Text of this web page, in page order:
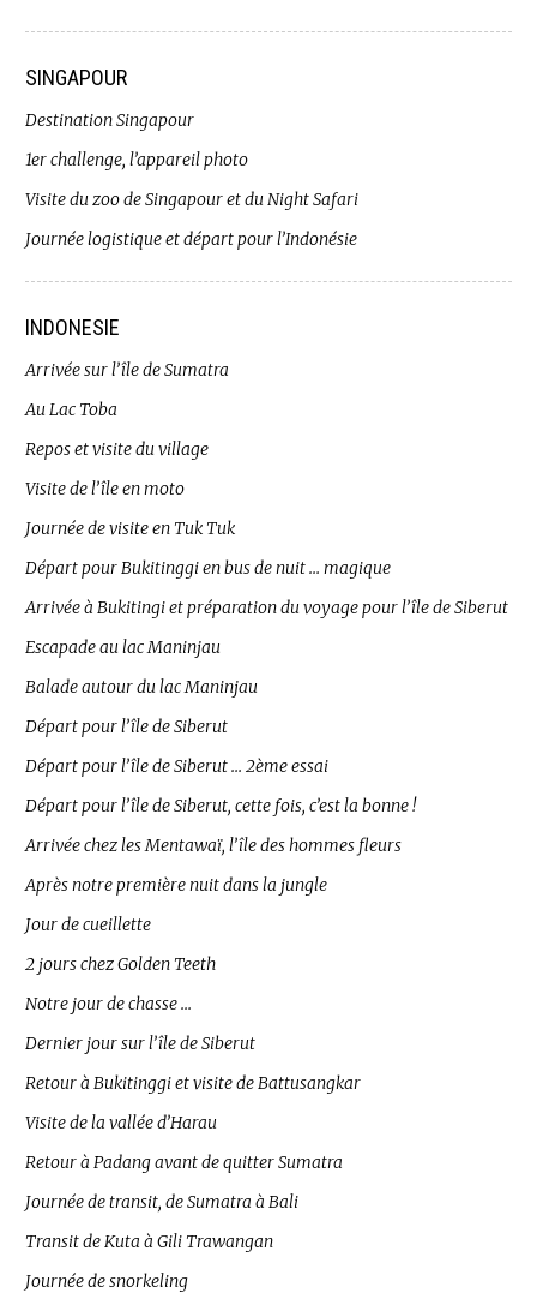
SINGAPOUR
Destination Singapour
1er challenge, l’appareil photo
Visite du zoo de Singapour et du Night Safari
Journée logistique et départ pour l’Indonésie
INDONESIE
Arrivée sur l’île de Sumatra
Au Lac Toba
Repos et visite du village
Visite de l’île en moto
Journée de visite en Tuk Tuk
Départ pour Bukitinggi en bus de nuit … magique
Arrivée à Bukitingi et préparation du voyage pour l’île de Siberut
Escapade au lac Maninjau
Balade autour du lac Maninjau
Départ pour l’île de Siberut
Départ pour l’île de Siberut … 2ème essai
Départ pour l’île de Siberut, cette fois, c’est la bonne !
Arrivée chez les Mentawaï, l’île des hommes fleurs
Après notre première nuit dans la jungle
Jour de cueillette
2 jours chez Golden Teeth
Notre jour de chasse …
Dernier jour sur l’île de Siberut
Retour à Bukitinggi et visite de Battusangkar
Visite de la vallée d’Harau
Retour à Padang avant de quitter Sumatra
Journée de transit, de Sumatra à Bali
Transit de Kuta à Gili Trawangan
Journée de snorkeling